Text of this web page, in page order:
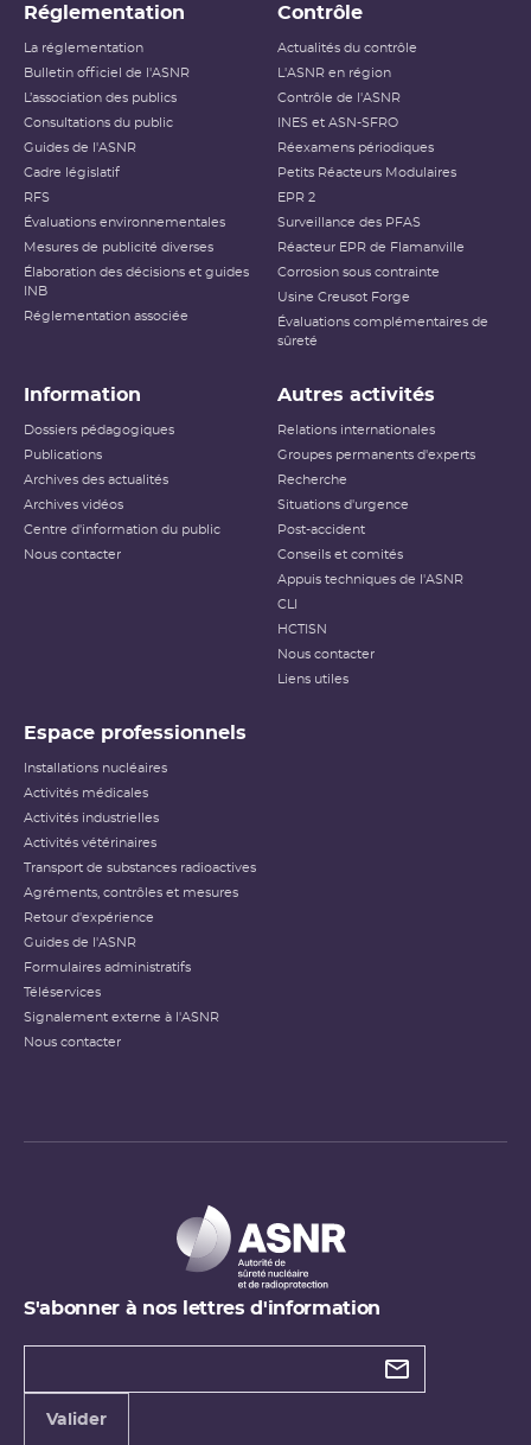
Réglementation
La réglementation
Bulletin officiel de l'ASNR
L’association des publics
Consultations du public
Guides de l'ASNR
Cadre législatif
RFS
Évaluations environnementales
Mesures de publicité diverses
Élaboration des décisions et guides
INB
Réglementation associée
Contrôle
Actualités du contrôle
L'ASNR en région
Contrôle de l'ASNR
INES et ASN-SFRO
Réexamens périodiques
Petits Réacteurs Modulaires
EPR 2
Surveillance des PFAS
Réacteur EPR de Flamanville
Corrosion sous contrainte
Usine Creusot Forge
Évaluations complémentaires de
sûreté
Information
Dossiers pédagogiques
Publications
Archives des actualités
Archives vidéos
Centre d'information du public
Nous contacter
Autres activités
Relations internationales
Groupes permanents d'experts
Recherche
Situations d'urgence
Post-accident
Conseils et comités
Appuis techniques de l'ASNR
CLI
HCTISN
Nous contacter
Liens utiles
Espace professionnels
Installations nucléaires
Activités médicales
Activités industrielles
Activités vétérinaires
Transport de substances radioactives
Agréments, contrôles et mesures
Retour d'expérience
Guides de l'ASNR
Formulaires administratifs
Téléservices
Signalement externe à l'ASNR
Nous contacter
S'abonner à nos lettres d'information
Types de
Valider